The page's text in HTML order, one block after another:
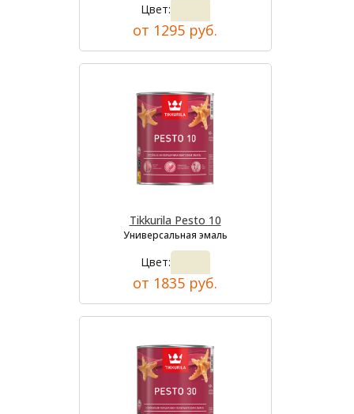
Цвет:
от 1295 руб.
Tikkurila Pesto 10
Универсальная эмаль
Цвет:
от 1835 руб.